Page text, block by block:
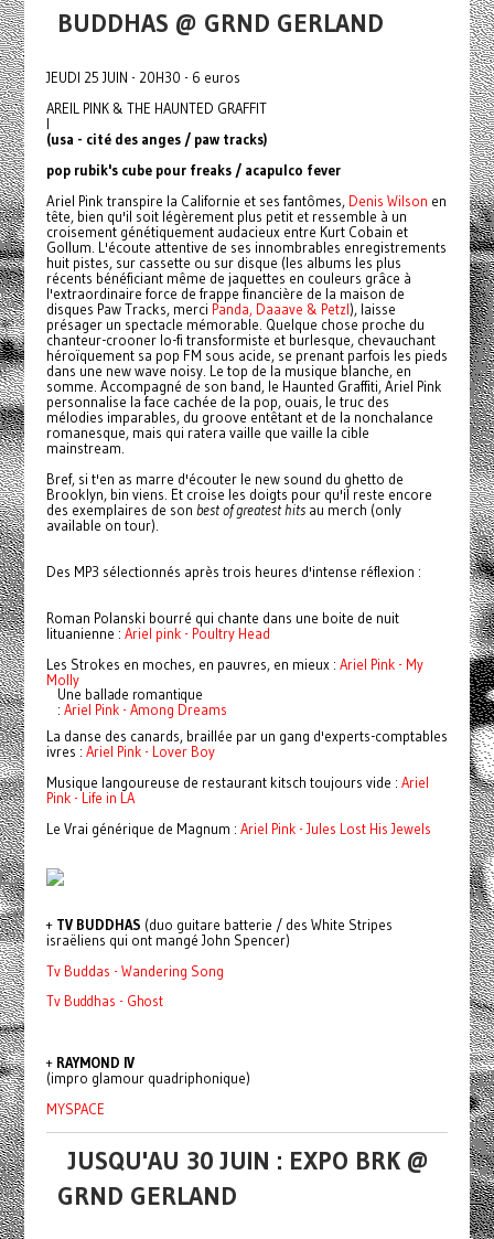
BUDDHAS @ GRND GERLAND
JEUDI 25 JUIN - 20H30 - 6 euros
AREIL PINK & THE HAUNTED GRAFFIT
I
(usa - cité des anges / paw tracks)
pop rubik's cube pour freaks / acapulco fever
Ariel Pink transpire la Californie et ses fantômes, Denis Wilson en
tête, bien qu'il soit légèrement plus petit et ressemble à un
croisement génétiquement audacieux entre Kurt Cobain et
Gollum. L'écoute attentive de ses innombrables enregistrements
huit pistes, sur cassette ou sur disque (les albums les plus
récents bénéficiant même de jaquettes en couleurs grâce à
l'extraordinaire force de frappe financière de la maison de
disques Paw Tracks, merci Panda, Daaave & Petzl), laisse
présager un spectacle mémorable. Quelque chose proche du
chanteur-crooner lo-fi transformiste et burlesque, chevauchant
héroïquement sa pop FM sous acide, se prenant parfois les pieds
dans une new wave noisy. Le top de la musique blanche, en
somme. Accompagné de son band, le Haunted Graffiti, Ariel Pink
personnalise la face cachée de la pop, ouais, le truc des
mélodies imparables, du groove entêtant et de la nonchalance
romanesque, mais qui ratera vaille que vaille la cible
mainstream.
Bref, si t'en as marre d'écouter le new sound du ghetto de
Brooklyn, bin viens. Et croise les doigts pour qu'il reste encore
des exemplaires de son best ofgreatest hitsau merch (only
available on tour).
Des MP3 sélectionnés après trois heures d'intense réflexion :
Roman Polanski bourré qui chante dans une boite de nuit
lituanienne : Ariel pink - Poultry Head
Les Strokes en moches, en pauvres, en mieux : Ariel Pink - My
Molly
Une ballade romantique
: Ariel Pink - Among Dreams
La danse des canards, braillée par un gang d'experts-comptables
ivres : Ariel Pink - Lover Boy
Musique langoureuse de restaurant kitsch toujours vide : Ariel
Pink - Life in LA
Le Vrai générique de Magnum : Ariel Pink - Jules Lost His Jewels
+ TV BUDDHAS (duo guitare batterie / des White Stripes
israëliens qui ont mangé John Spencer)
Tv Buddas - Wandering Song
Tv Buddhas - Ghost
+ RAYMOND IV
(impro glamour quadriphonique)
MYSPACE
JUSQU'AU 30 JUIN : EXPO BRK @
GRND GERLAND